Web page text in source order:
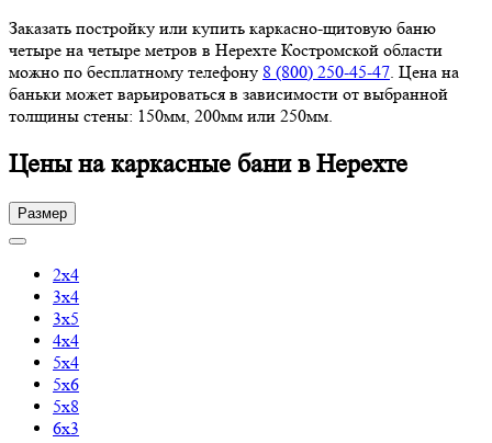
Заказать постройку или купить каркасно-щитовую баню
четыре на четыре метров в Нерехте Костромской области
можно по бесплатному телефону 8 (800) 250-45-47. Цена на
баньки может варьироваться в зависимости от выбранной
толщины стены: 150мм, 200мм или 250мм.
Цены на каркасные бани в Нерехте
Размер
2х4
3х4
3х5
4х4
5х4
5х6
5х8
6х3